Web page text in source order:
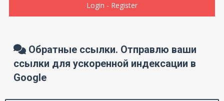
Login - Register
Обратные ссылки. Отправлю ваши
ссылки для ускоренной индексации в
Google